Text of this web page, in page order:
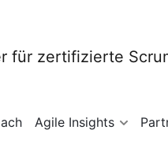
Agile Insights